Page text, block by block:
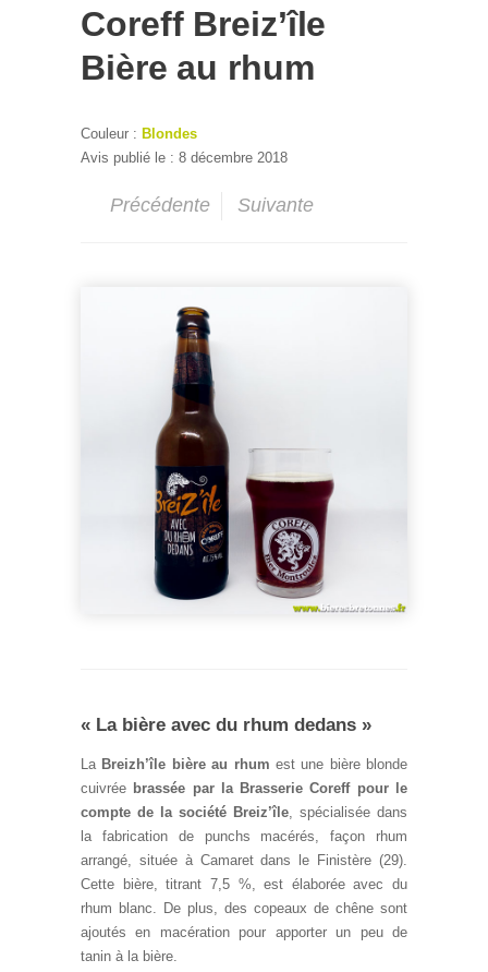
Coreff Breiz’île
Bière au rhum
Couleur : Blondes
Avis publié le : 8 décembre 2018
Précédente Suivante
« La bière avec du rhum dedans »
La Breizh’île bière au rhum est une bière blonde
cuivrée brassée par la Brasserie Coreff pour le
compte de la société Breiz’île, spécialisée dans
la fabrication de punchs macérés, façon rhum
arrangé, située à Camaret dans le Finistère (29).
Cette bière, titrant 7,5 %, est élaborée avec du
rhum blanc. De plus, des copeaux de chêne sont
ajoutés en macération pour apporter un peu de
tanin à la bière.